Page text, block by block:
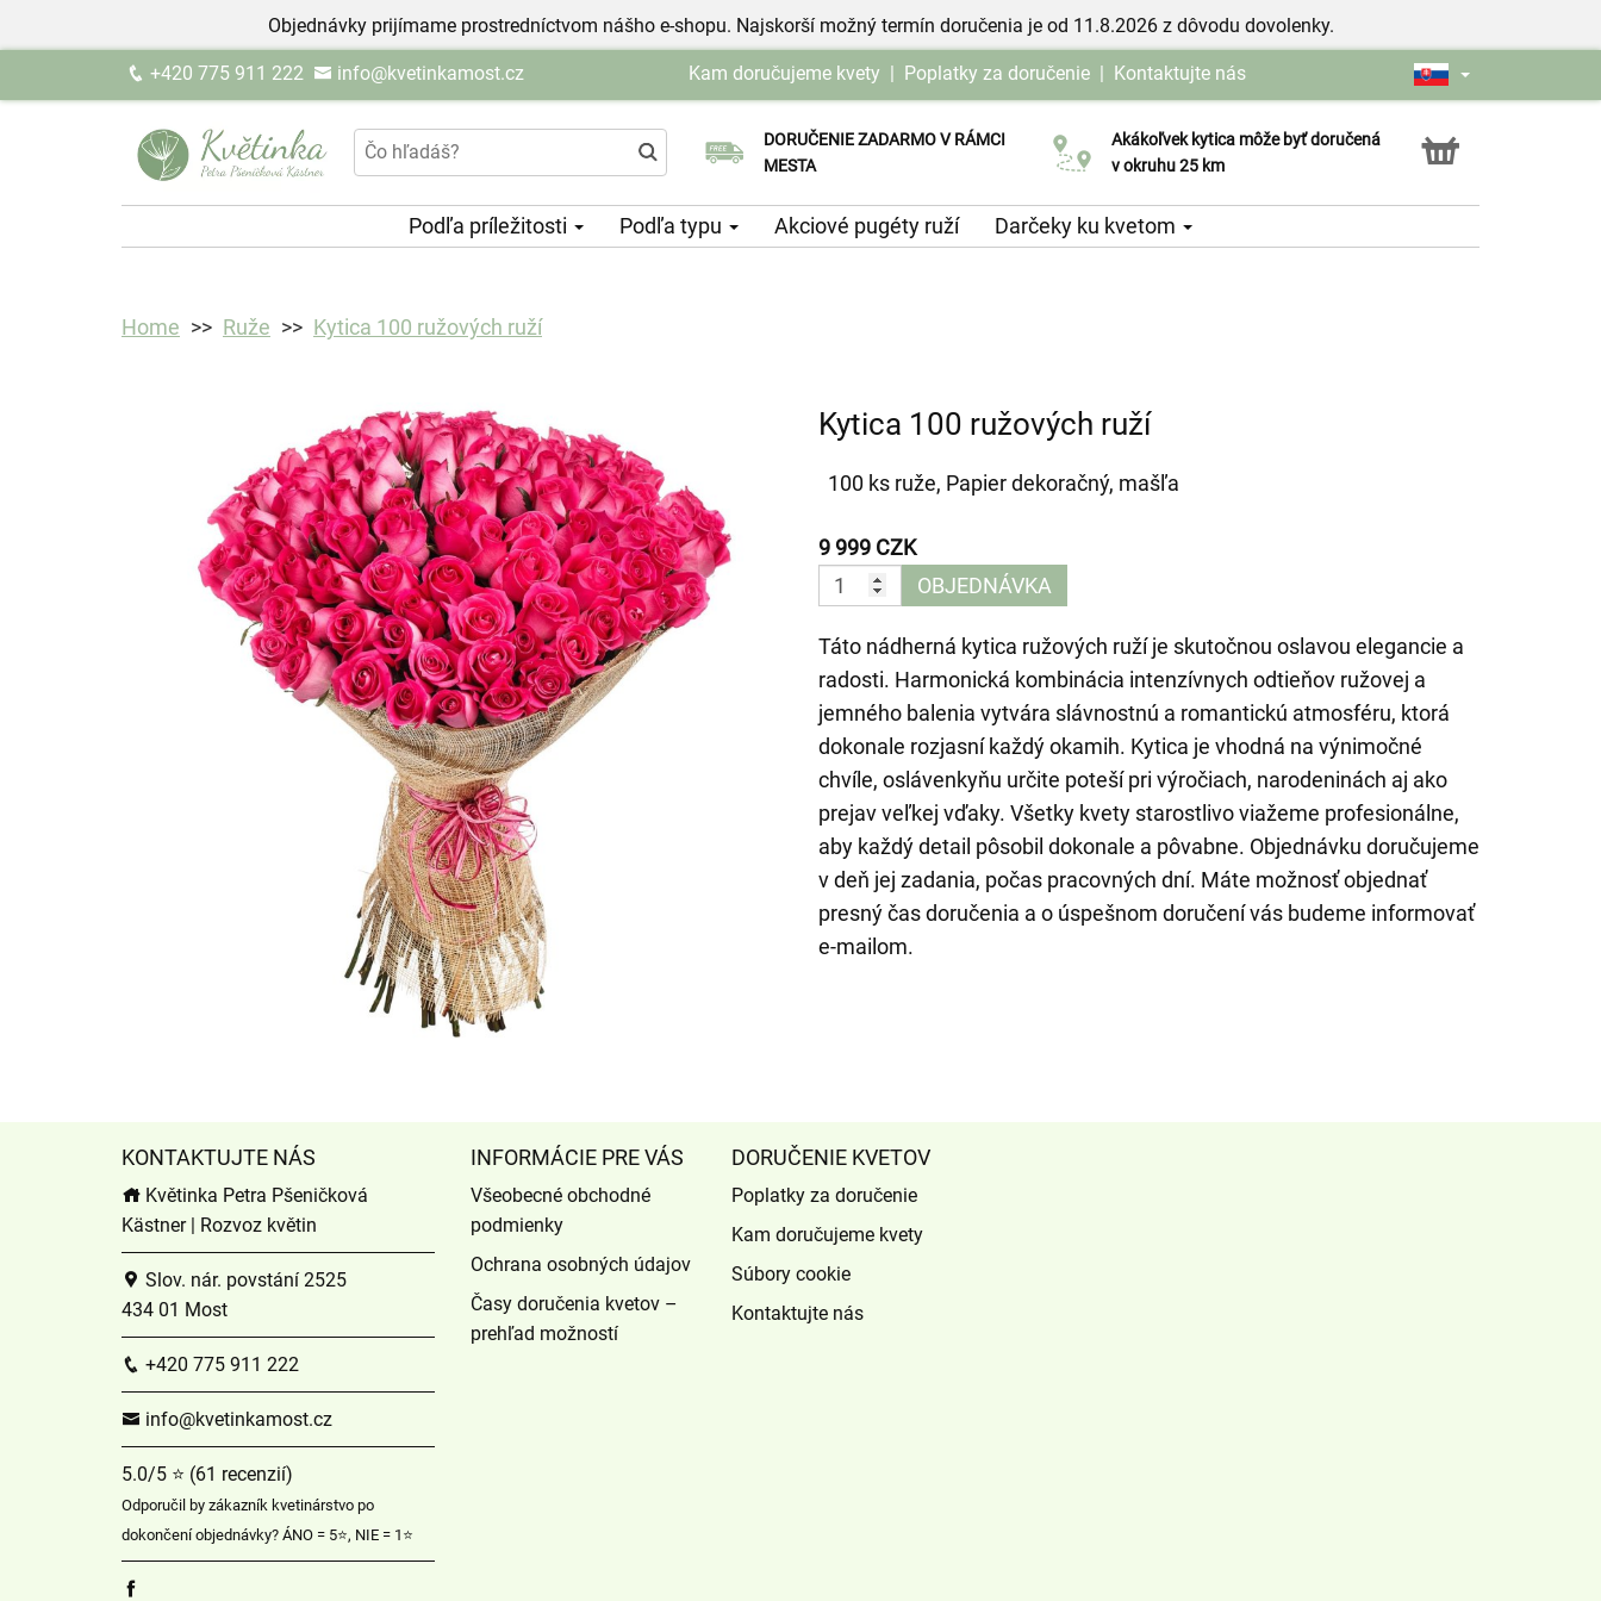
Objednávky prijímame prostredníctvom nášho e-shopu. Najskorší možný termín doručenia je od 11.8.2026 z dôvodu dovolenky.
+420 775 911 222 info@kvetinkamost.cz Kam doručujeme kvety | Poplatky za doručenie | Kontaktujte nás
DORUČENIE ZADARMO V RÁMCI
MESTA
Akákoľvek kytica môže byť doručená
v okruhu 25 km
Služba Click & Collect
Podľa príležitosti Podľa typu Akciové pugéty ruží Darčeky ku kvetom
Home Ruže Kytica 100 ružových ruží
Kytica 100 ružových ruží
100 ks ruže, Papier dekoračný, mašľa
9 999 CZK
OBJEDNÁVKA
Táto nádherná kytica ružových ruží je skutočnou oslavou elegancie a
radosti. Harmonická kombinácia intenzívnych odtieňov ružovej a
jemného balenia vytvára slávnostnú a romantickú atmosféru, ktorá
dokonale rozjasní každý okamih. Kytica je vhodná na výnimočné
chvíle, oslávenkyňu určite poteší pri výročiach, narodeninách aj ako
prejav veľkej vďaky. Všetky kvety starostlivo viažeme profesionálne,
aby každý detail pôsobil dokonale a pôvabne. Objednávku doručujeme
v deň jej zadania, počas pracovných dní. Máte možnosť objednať
presný čas doručenia a o úspešnom doručení vás budeme informovať
e-mailom.
KONTAKTUJTE NÁS
Květinka Petra Pšeničková
Kästner | Rozvoz květin
Slov. nár. povstání 2525
434 01 Most
+420 775 911 222
info@kvetinkamost.cz
5.0/5 ⭐ (61 recenzií)
Odporučil by zákazník kvetinárstvo po
dokončení objednávky? ÁNO = 5⭐, NIE = 1⭐
INFORMÁCIE PRE VÁS
Všeobecné obchodné
podmienky
Ochrana osobných údajov
Časy doručenia kvetov –
prehľad možností
DORUČENIE KVETOV
Poplatky za doručenie
Kam doručujeme kvety
Súbory cookie
Kontaktujte nás